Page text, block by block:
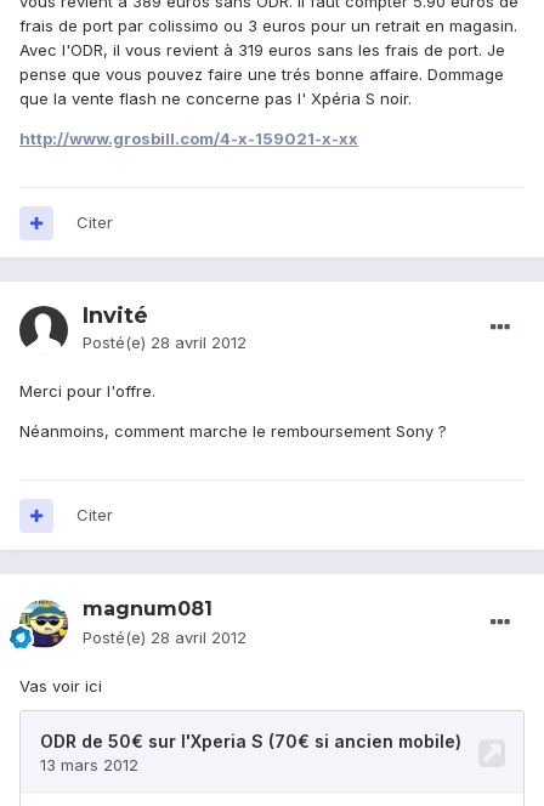
frais de port par colissimo ou 3 euros pour un retrait en magasin.
Avec l'ODR, il vous revient à 319 euros sans les frais de port. Je
pense que vous pouvez faire une trés bonne affaire. Dommage
que la vente flash ne concerne pas l' Xpéria S noir.
http://www.grosbill.com/4-x-159021-x-xx
Citer
Invité
Posté(e) 28 avril 2012
Merci pour l'offre.
Néanmoins, comment marche le remboursement Sony ?
Citer
magnum081
Posté(e) 28 avril 2012
Vas voir ici